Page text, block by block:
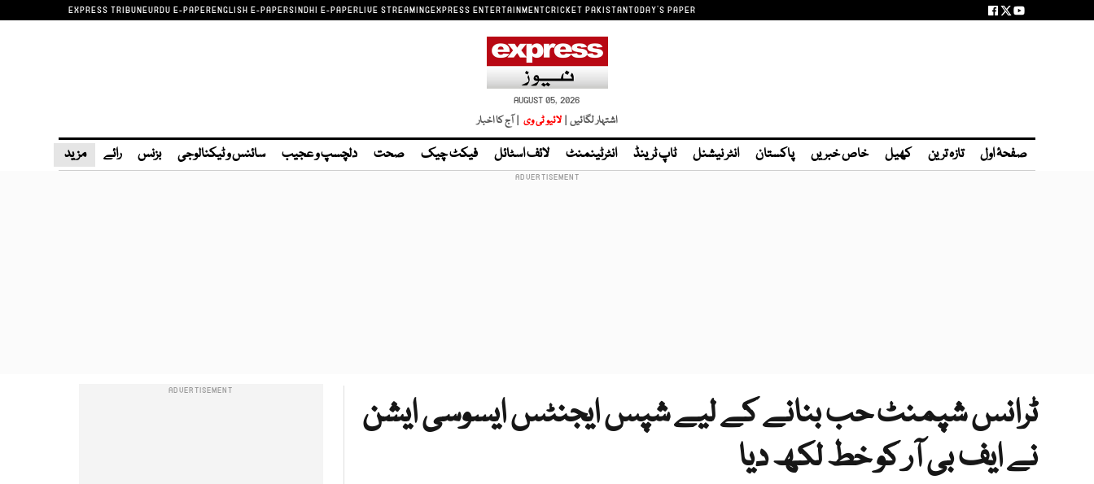
EXPRESS TRIBUNEURDU E-PAPERENGLISH E-PAPERSINDHI E-PAPERLIVE STREAMINGEXPRESS ENTERTAINMENTCRICKET PAKISTANTODAY'S PAPER
AUGUST 05, 2026
اشتہار لگائیں | لائیو ٹی وی | آج کا اخبار
صفحۂ اول تازہ ترین کھیل خاص خبریں پاکستان انٹر نیشنل ٹاپ ٹرینڈ انٹرٹینمنٹ لائف اسٹائل فیکٹ چیک صحت دلچسپ و عجیب سائنس و ٹیکنالوجی بزنس رائے مزید
ٹرانس شپمنٹ حب بنانے کے لیے شپس ایجنٹس ایسوسی ایشن
نے ایف بی آر کو خط لکھ دیا